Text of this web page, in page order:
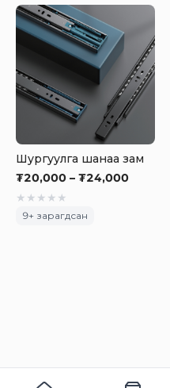
Шургуулга шанаа зам
₮20,000 – ₮24,000
★ ★ ★ ★ ★
9+ зарагдсан